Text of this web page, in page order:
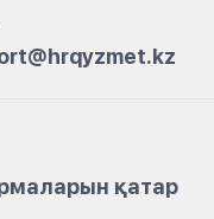
қатар